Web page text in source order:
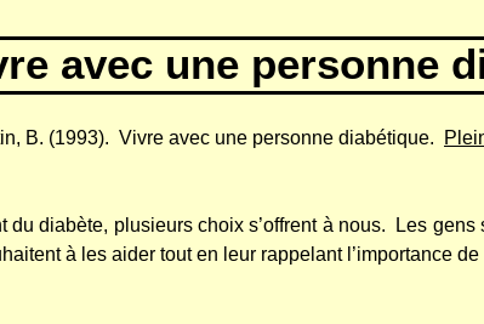
avec une personne
B. (1993). Vivre avec une personne diabétique.
du diabète, plusieurs choix s’offrent à nous.
Les gens
à les aider tout en leur rappelant l’importance